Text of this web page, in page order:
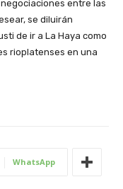
entre las
se diluirán
de ir a La Haya como
rioplatenses en una
WhatsApp